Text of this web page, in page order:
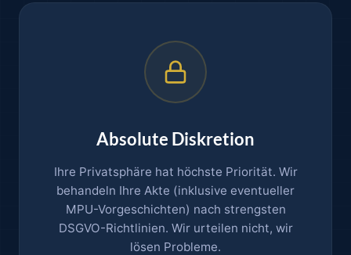
Absolute Diskretion
Ihre Privatsphäre hat höchste Priorität. Wir
behandeln Ihre Akte (inklusive eventueller
MPU-Vorgeschichten) nach strengsten
DSGVO-Richtlinien. Wir urteilen nicht, wir
lösen Probleme.